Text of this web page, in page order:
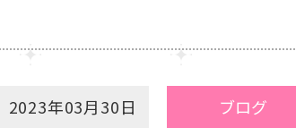
2023年03月30日 ブログ